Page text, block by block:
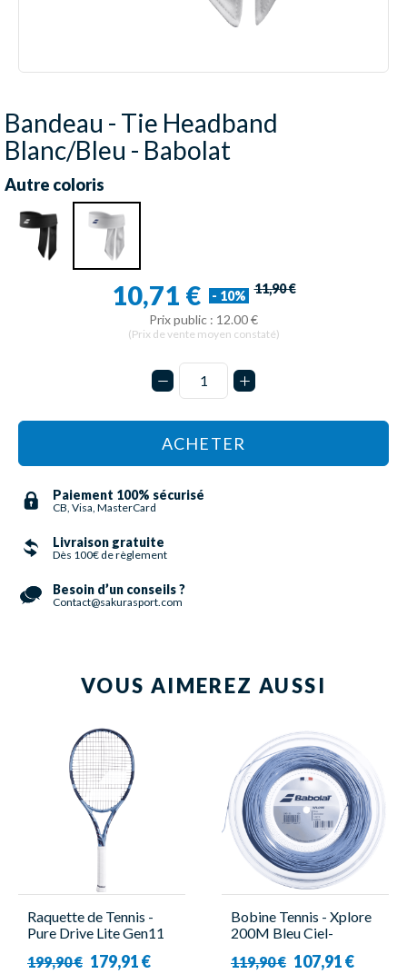
Bandeau - Tie Headband
Blanc/Bleu - Babolat
Autre coloris
10,71 € - 10% 11,90 €
Prix public : 12.00 €
(Prix de vente moyen constaté)
ACHETER
Paiement 100% sécurisé
CB, Visa, MasterCard
Livraison gratuite
Dès 100€ de règlement
Besoin d’un conseils ?
Contact@sakurasport.com
VOUS AIMEREZ AUSSI
Raquette de Tennis -
Pure Drive Lite Gen11
199,90 € 179,91 €
Bobine Tennis - Xplore
200M Bleu Ciel-
119,90 € 107,91 €